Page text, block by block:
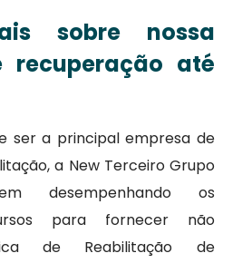
sobre nossa
recuperação até
ser a principal empresa de
a New Terceiro Grupo
desempenhando os
para fornecer não
de Reabilitação de